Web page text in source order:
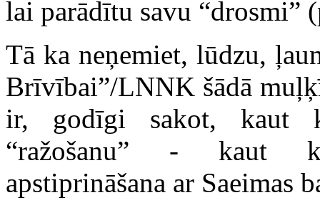
lai parādītu savu “drosmi”
Tā ka neņemiet, lūdzu,
Brīvībai”/LNNK šādā
ir, godīgi sakot, kaut
“ražošanu” - kaut
apstiprināšana ar